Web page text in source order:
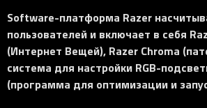
Software-платформа Razer
пользователей и включает в себя
(Интернет Вещей), Razer Chroma
система для настройки RGB-
(программа для оптимизации и